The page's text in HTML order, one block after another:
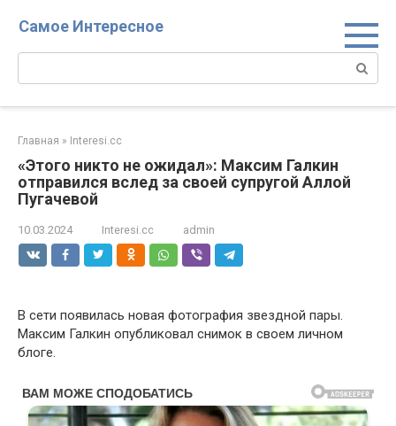
Самое Интересное
Поиск:
Главная » Interesi.cc
«Этого никто не ожидал»: Максим Галкин
отправился вслед за своей супругой Аллой
Пугачевой
10.03.2024 Interesi.cc admin
В сети появилась новая фотография звездной пары.
Максим Галкин опубликовал снимок в своем личном
блоге.